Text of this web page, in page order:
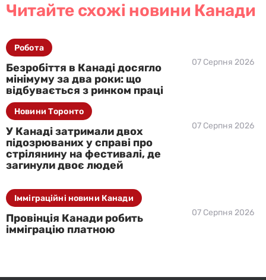
Читайте схожі новини Канади
Безробіття в Канаді досягло
мінімуму за два роки: що
відбувається з ринком праці
07 Серпня 2026
Робота
У Канаді затримали двох
підозрюваних у справі про
стрілянину на фестивалі, де
загинули двоє людей
07 Серпня 2026
Новини Торонто
Провінція Канади робить
імміграцію платною
07 Серпня 2026
Імміграційні новини Канади